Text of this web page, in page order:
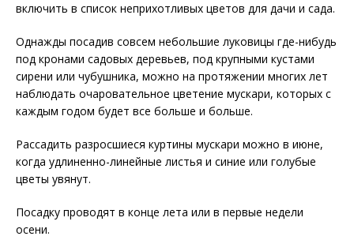
включить в список неприхотливых цветов для дачи и сада.
Однажды посадив совсем небольшие луковицы где-нибудь
под кронами садовых деревьев, под крупными кустами
сирени или чубушника, можно на протяжении многих лет
наблюдать очаровательное цветение мускари, которых с
каждым годом будет все больше и больше.
Рассадить разросшиеся куртины мускари можно в июне,
когда удлиненно-линейные листья и синие или голубые
цветы увянут.
Посадку проводят в конце лета или в первые недели
осени.